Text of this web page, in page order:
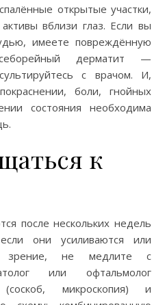
открытые участки,
вблизи глаз. Если вы
имеете повреждённую
дерматит —
с врачом. И,
боли, гнойных
состояния необходима
к
после нескольких недель
они усиливаются или
зрение, не медлите с
или офтальмолог
микроскопия) и